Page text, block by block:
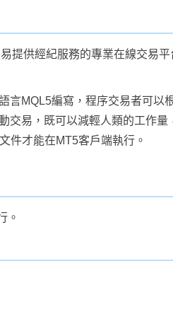
提供經紀服務的專業在線交易
言MQL5編寫，程序交易者可以
交易，既可以減輕人類的工作量
件才能在MT5客戶端執行。
。